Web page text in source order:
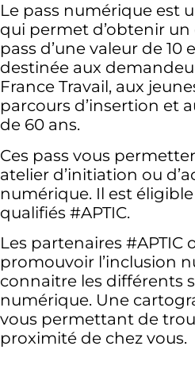
Le pass numérique est
qui permet d’obtenir un
pass d’une valeur de 10
destinée aux
France Travail, aux
parcours d’insertion et
de 60 ans.
Ces pass vous
atelier d’initiation ou
numérique. Il est
qualifiés #APTIC.
Les partenaires
promouvoir l’inclusion
connaitre les différents
numérique. Une
vous permettant de
proximité de chez vous.